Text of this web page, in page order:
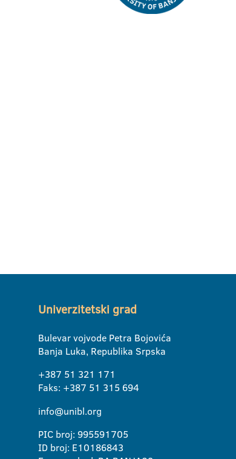
Univerzitetski grad
Bulevar vojvode Petra Bojovića
Banja Luka, Republika Srpska
+387 51 321 171
Faks: +387 51 315 694
info@unibl.org
PIC broj: 995591705
ID broj: E10186843